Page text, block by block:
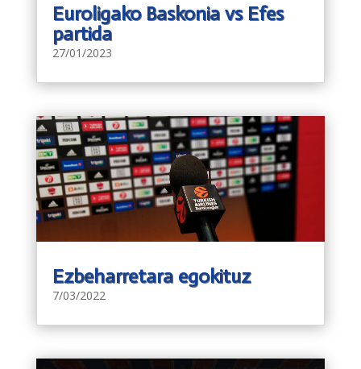
Euroligako Baskonia vs Efes
partida
27/01/2023
Ezbeharretara egokituz
7/03/2022